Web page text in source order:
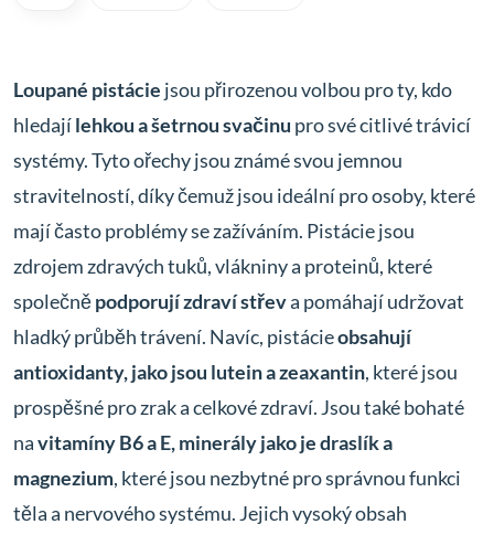
Loupané pistácie jsou přirozenou volbou pro ty, kdo
hledajílehkou a šetrnou svačinu pro své citlivé trávicí
systémy. Tyto ořechy jsou známé svou jemnou
stravitelností, díky čemuž jsou ideální pro osoby, které
mají často problémy se zažíváním. Pistácie jsou
zdrojem zdravých tuků, vlákniny a proteinů, které
společněpodporují zdraví střeva pomáhají udržovat
hladký průběh trávení. Navíc, pistácieobsahují
antioxidanty, jako jsou lutein a zeaxantin, které jsou
prospěšné pro zrak a celkové zdraví. Jsou také bohaté
navitamíny B6 a E, minerály jako je draslík a
magnezium, které jsou nezbytné pro správnou funkci
těla a nervového systému. Jejich vysoký obsah